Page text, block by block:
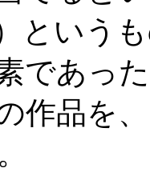
という
であっ
作品を